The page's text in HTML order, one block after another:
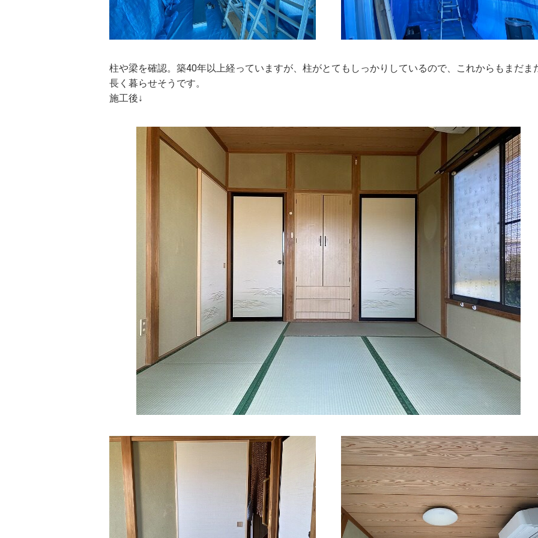
柱や梁を確認。築40年以上経っていますが、柱がとてもしっかりしているので、これからもまだま
長く暮らせそうです。
施工後↓